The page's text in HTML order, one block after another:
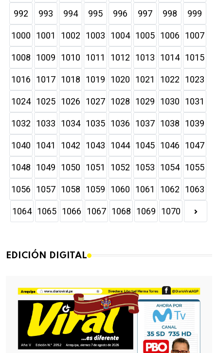
992 993 994 995 996 997 998 999
1000 1001 1002 1003 1004 1005 1006 1007
1008 1009 1010 1011 1012 1013 1014 1015
1016 1017 1018 1019 1020 1021 1022 1023
1024 1025 1026 1027 1028 1029 1030 1031
1032 1033 1034 1035 1036 1037 1038 1039
1040 1041 1042 1043 1044 1045 1046 1047
1048 1049 1050 1051 1052 1053 1054 1055
1056 1057 1058 1059 1060 1061 1062 1063
1064 1065 1066 1067 1068 1069 1070
EDICIÓN DIGITAL